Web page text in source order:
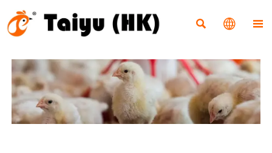
  